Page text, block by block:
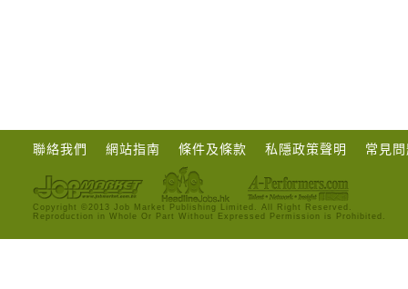
聯絡我們 網站指南 條件及條款 私隱政策聲明 常見
Copyright ©2013 Job Market Publishing Limited. All Right Reserved.
Reproduction in Whole Or Part Without Expressed Permission is Prohibited.